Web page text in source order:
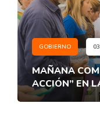
GOBIERNO
MAÑANA
ACCIÓN” EN